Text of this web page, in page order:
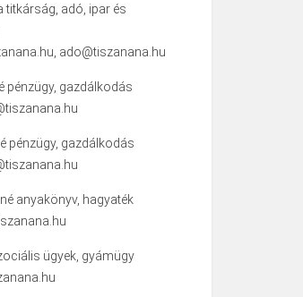
titkárság, adó, ipar és
ado@tiszanana.hu
pénzügy, gazdálkodás
pénzügy, gazdálkodás
anyakönyv, hagyaték
ügyek, gyámügy